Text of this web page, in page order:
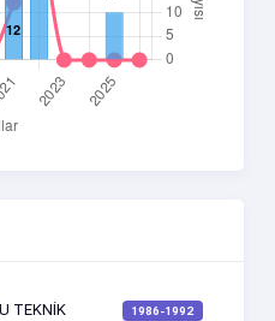
TEKNİK
1986-1992